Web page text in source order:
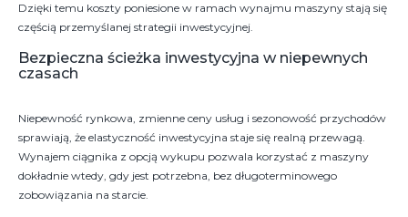
Dzięki temu koszty poniesione w ramach wynajmu maszyny stają się
częścią przemyślanej strategii inwestycyjnej.
Bezpieczna ścieżka inwestycyjna w niepewnych
czasach
Niepewność rynkowa, zmienne ceny usług i sezonowość przychodów
sprawiają, że elastyczność inwestycyjna staje się realną przewagą.
Wynajem ciągnika z opcją wykupu pozwala korzystać z maszyny
dokładnie wtedy, gdy jest potrzebna, bez długoterminowego
zobowiązania na starcie.